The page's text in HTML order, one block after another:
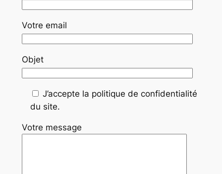
Votre email
Objet
J’accepte la politique de confidentialité
du site.
Votre message